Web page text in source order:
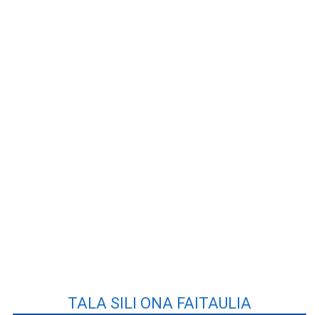
TALA SILI ONA FAITAULIA